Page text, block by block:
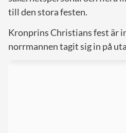
till den stora festen.
Kronprins Christians fest är
norrmannen tagit sig in på